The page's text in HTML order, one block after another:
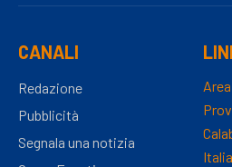
CANALI
Redazione
Pubblicità
Segnala una notizia
Italia